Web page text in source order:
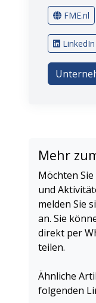
FME.nl
LinkedIn
Mehr
Möchten
und
melden Sie
an. Sie
direkt per
teilen.
Ähnliche
folgenden